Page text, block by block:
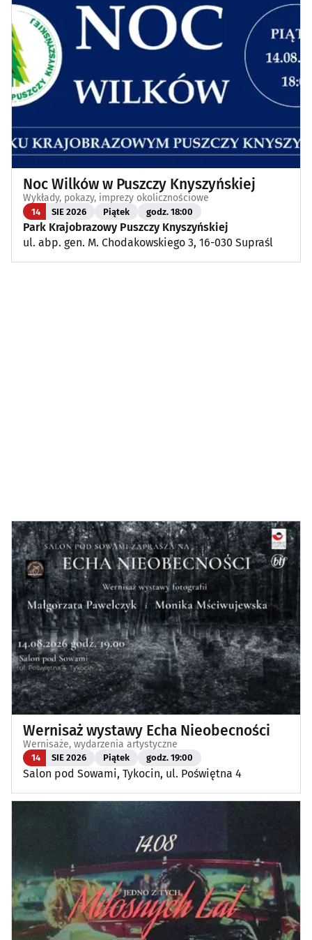
Noc Wilków w Puszczy Knyszyńskiej
Wykłady, pokazy, imprezy okolicznościowe
14 SIE 2026 Piątek godz. 18:00
Park Krajobrazowy Puszczy Knyszyńskiej
ul. abp. gen. M. Chodakowskiego 3, 16-030 Supraśl
Wernisaż wystawy Echa Nieobecności
Wernisaże, wydarzenia artystyczne
14 SIE 2026 Piątek godz. 19:00
Salon pod Sowami, Tykocin, ul. Poświętna 4